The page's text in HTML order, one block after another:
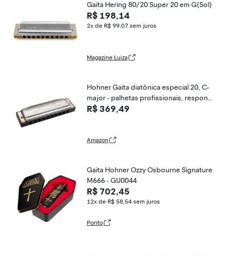
Gaita Hering 80/20 Super 20 em G(Sol)
R$ 198,14
2x de R$ 99,07 sem juros
Magazine Luiza
Hohner Gaita diatônica especial 20, C-
major - palhetas profissionais, responsi
vas, pente de plástico moldado por inj
R$ 369,49
Amazon
Gaita Hohner Ozzy Osbourne Signature
M666 - GU0044
R$ 702,45
12x de R$ 58,54 sem juros
Ponto